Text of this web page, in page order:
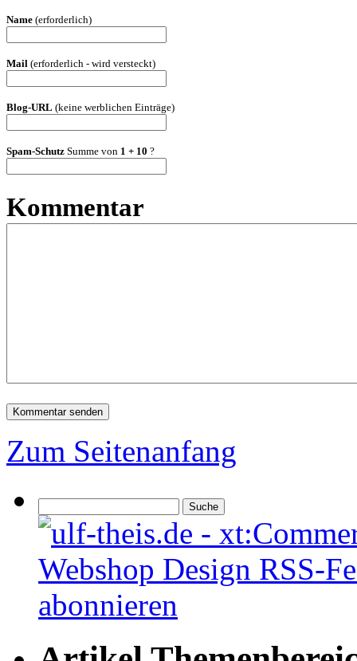
Name (erforderlich)
Mail (erforderlich - wird versteckt)
Blog-URL (keine werblichen Einträge)
Spam-Schutz Summe von 1 + 10 ?
Kommentar
Zum Seitenanfang